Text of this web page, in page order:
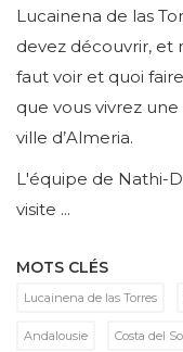
Lucainena de las
devez découvrir, et
faut voir et quoi
que vous vivrez
ville d’Almeria.
L'équipe de Nathi-
visite ...
MOTS CLÉS
Lucainena de las Torres
Andalousie Costa del